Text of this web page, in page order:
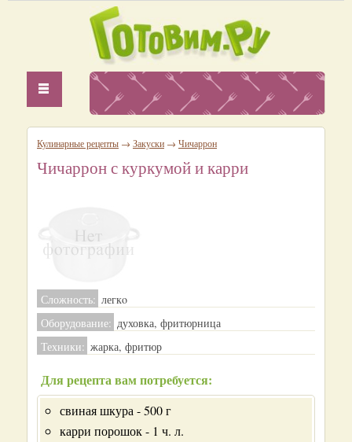
Кулинарные рецепты → Закуски → Чичаррон
Чичаррон с куркумой и карри
Сложность: легкo
Оборудование: духовка, фритюрница
Техники: жарка, фритюр
Для рецепта вам потребуется:
свиная шкура - 500 г
карри порошок - 1 ч. л.